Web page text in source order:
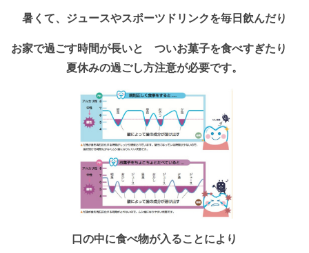
暑くて、ジュースやスポーツドリンクを毎日飲んだり
お家で過ごす時間が長いと ついお菓子を食べすぎたり
夏休みの過ごし方注意が必要です。
口の中に食べ物が入ることにより